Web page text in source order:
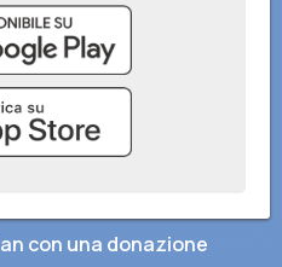
Policy–Inserisci sul tuo sito web
con una donazione